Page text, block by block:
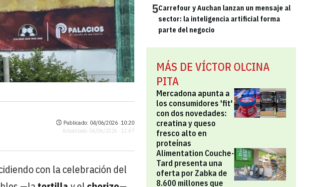
5Carrefour y Auchan lanzan un mensaje al
sector: la inteligencia artificial forma
parte del negocio
MÁS DE VÍCTOR OLCINA
PITA
Mercadona apunta a
los consumidores 'fit'
con dos novedades:
creatina y queso
fresco alto en
proteínas
Alimentation Couche-
Tard presenta una
oferta por Zabka de
8.600 millones que
Publicado: 04/06/2026 ·10:20
Actualizado: 04/06/2026 · 12:47
con la celebración del